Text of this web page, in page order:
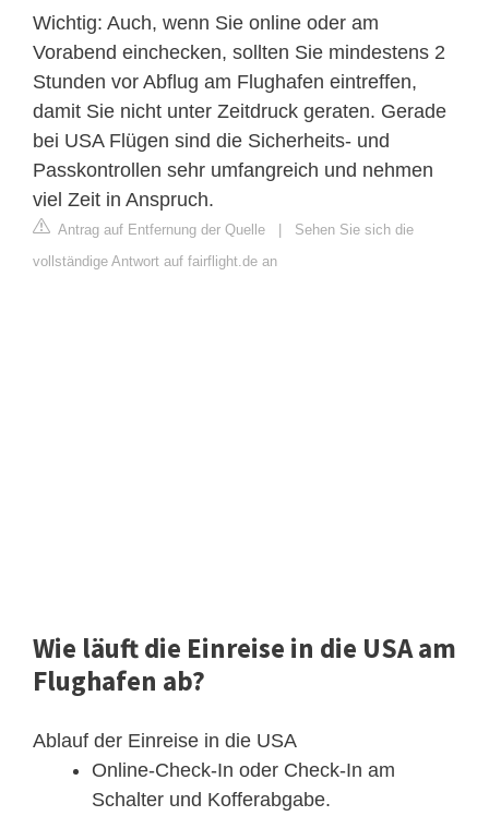
Wichtig: Auch, wenn Sie online oder am
Vorabend einchecken, sollten Sie mindestens 2
Stunden vor Abflug am Flughafen eintreffen,
damit Sie nicht unter Zeitdruck geraten. Gerade
bei USA Flügen sind die Sicherheits- und
Passkontrollen sehr umfangreich und nehmen
viel Zeit in Anspruch.
Antrag auf Entfernung der Quelle | Sehen Sie sich die
vollständige Antwort auf fairflight.de an
Wie läuft die Einreise in die USA am
Flughafen ab?
Ablauf der Einreise in die USA
Online-Check-In oder Check-In am
Schalter und Kofferabgabe.